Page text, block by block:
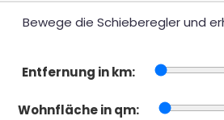
Bewege die Schieberegler und
Entfernung in km:
Wohnfläche in qm: